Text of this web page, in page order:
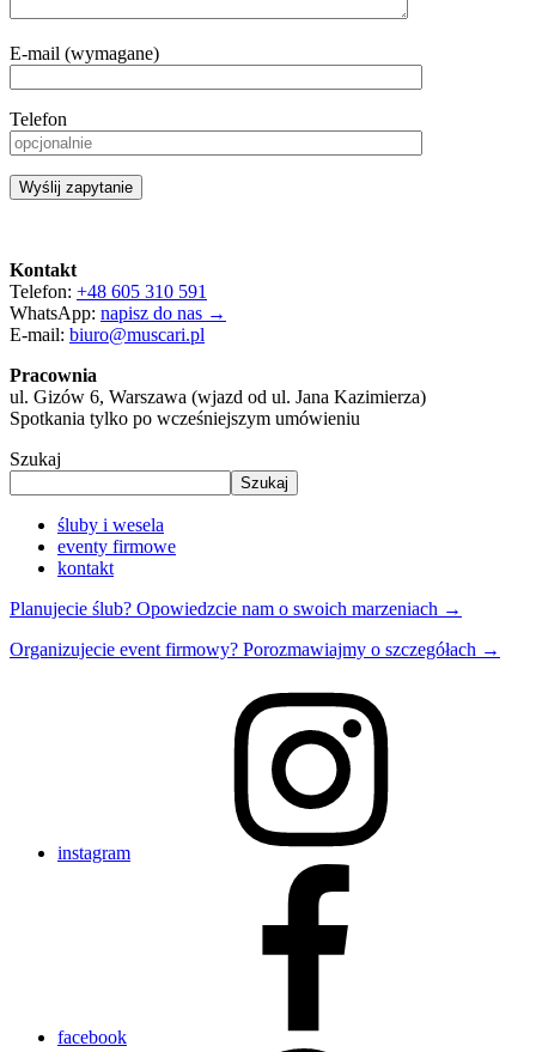
E-mail (wymagane)
Telefon
Kontakt
Telefon: +48 605 310 591
WhatsApp: napisz do nas →
E-mail: biuro@muscari.pl
Pracownia
ul. Gizów 6, Warszawa (wjazd od ul. Jana Kazimierza)
Spotkania tylko po wcześniejszym umówieniu
Szukaj
Szukaj
śluby i wesela
eventy firmowe
kontakt
Planujecie ślub? Opowiedzcie nam o swoich marzeniach →
Organizujecie event firmowy? Porozmawiajmy o szczegółach →
instagram
facebook